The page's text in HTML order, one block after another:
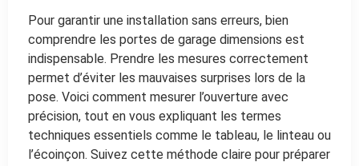
Pour garantir une installation sans erreurs, bien
comprendre les portes de garage dimensions est
indispensable. Prendre les mesures correctement
permet d’éviter les mauvaises surprises lors de la
pose. Voici comment mesurer l’ouverture avec
précision, tout en vous expliquant les termes
techniques essentiels comme le tableau, le linteau ou
l’écoinçon. Suivez cette méthode claire pour préparer